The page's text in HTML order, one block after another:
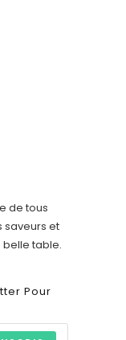
de tous
saveurs et
table.
Pour